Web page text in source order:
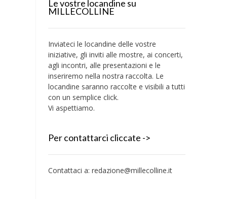
Le vostre locandine su
MILLECOLLINE
Inviateci le locandine delle vostre
iniziative, gli inviti alle mostre, ai concerti,
agli incontri, alle presentazioni e le
inseriremo nella nostra raccolta. Le
locandine saranno raccolte e visibili a tutti
con un semplice click.
Vi aspettiamo.
Per contattarci cliccate ->
Contattaci a: redazione@millecolline.it